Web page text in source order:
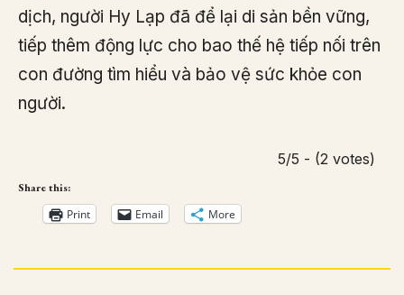
dịch, người Hy Lạp đã để lại di sản bền vững,
tiếp thêm động lực cho bao thế hệ tiếp nối trên
con đường tìm hiểu và bảo vệ sức khỏe con
người.
5/5 - (2 votes)
Share this:
Print Email More